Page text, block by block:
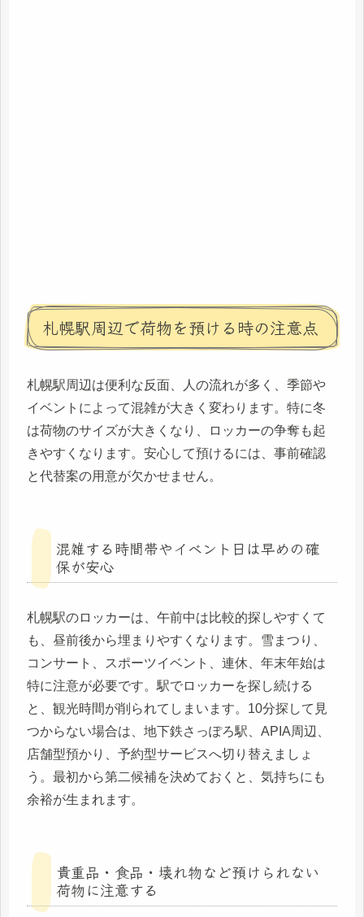
札幌駅周辺で荷物を預ける時の注意点
札幌駅周辺は便利な反面、人の流れが多く、季節や
イベントによって混雑が大きく変わります。特に冬
は荷物のサイズが大きくなり、ロッカーの争奪も起
きやすくなります。安心して預けるには、事前確認
と代替案の用意が欠かせません。
混雑する時間帯やイベント日は早めの確
保が安心
札幌駅のロッカーは、午前中は比較的探しやすくて
も、昼前後から埋まりやすくなります。雪まつり、
コンサート、スポーツイベント、連休、年末年始は
特に注意が必要です。駅でロッカーを探し続ける
と、観光時間が削られてしまいます。10分探して見
つからない場合は、地下鉄さっぽろ駅、APIA周辺、
店舗型預かり、予約型サービスへ切り替えましょ
う。最初から第二候補を決めておくと、気持ちにも
余裕が生まれます。
貴重品・食品・壊れ物など預けられない
荷物に注意する